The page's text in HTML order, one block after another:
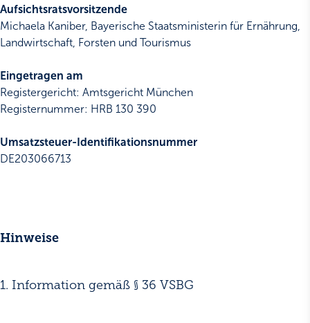
Aufsichtsratsvorsitzende
Michaela Kaniber, Bayerische Staatsministerin für Ernährung,
Landwirtschaft, Forsten und Tourismus
Eingetragen am
Registergericht: Amtsgericht München
Registernummer: HRB 130 390
Umsatzsteuer-Identifikationsnummer
DE203066713
Hinweise
1. Information gemäß § 36 VSBG